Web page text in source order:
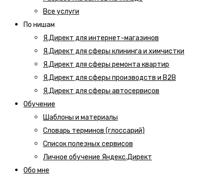
Все услуги
По нишам
Я.Директ для интернет-магазинов
Я.Директ для сферы клининга и химчистки
Я.Директ для сферы ремонта квартир
Я.Директ для сферы производств и B2B
Я.Директ для сферы автосервисов
Обучение
Шаблоны и материалы
Словарь терминов (глоссарий)
Список полезных сервисов
Личное обучение Яндекс.Директ
Обо мне